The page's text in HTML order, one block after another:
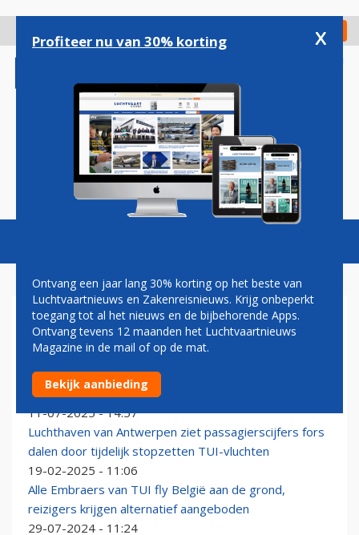
gaan
Check in
Magazine Podcasts Vacatures
LUCHTHAVEN ANTWERPEN
Sportvliegtuig maakt noodlanding op luchthaven
Antwerpen na verlies van wiel
11-07-2025 - 14:57
Luchthaven van Antwerpen ziet passagierscijfers fors
dalen door tijdelijk stopzetten TUI-vluchten
19-02-2025 - 11:06
Alle Embraers van TUI fly België aan de grond,
reizigers krijgen alternatief aangeboden
29-07-2024 - 11:24
Profiteer nu van 30% korting x
Ontvang een jaar lang 30% korting op het beste van
Luchtvaartnieuws en Zakenreisnieuws. Krijg onbeperkt
toegang tot al het nieuws en de bijbehorende Apps.
Ontvang tevens 12 maanden het Luchtvaartnieuws
Magazine in de mail of op de mat.
Bekijk aanbieding